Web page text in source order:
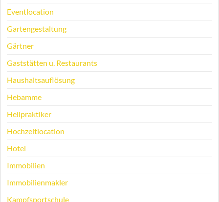
Eventlocation
Gartengestaltung
Gärtner
Gaststätten u. Restaurants
Haushaltsauflösung
Hebamme
Heilpraktiker
Hochzeitlocation
Hotel
Immobilien
Immobilienmakler
Kampfsportschule